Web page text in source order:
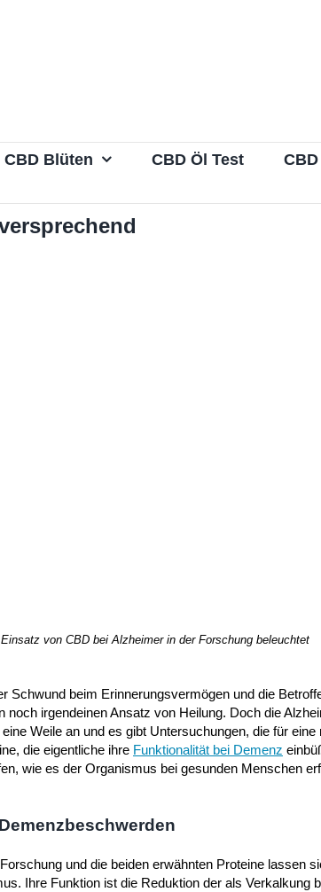
CBD Blüten CBD Öl Test
von CBD bei Alzheimer in der Forschung beleuchtet
beim Erinnerungsvermögen und die
irgendeinen Ansatz von Heilung. Doch die
Weile an und es gibt Untersuchungen, die für eine
die eigentliche ihre Funktionalität bei Demenz
wie es der Organismus bei gesunden Menschen
und die beiden erwähnten Proteine lassen
Ihre Funktion ist die Reduktion der als Verkalkung